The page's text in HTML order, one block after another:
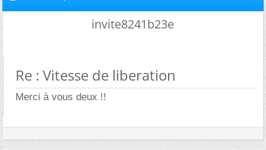
invite8241b23e
Re : Vitesse de liberation
Merci à vous deux !!